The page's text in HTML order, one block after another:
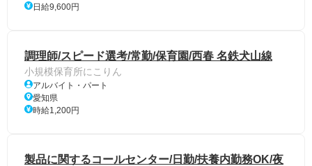
日給9,600円
調理師/スピード選考/常勤/保育園/西春 名鉄犬山線
小規模保育所にこりん
アルバイト・パート
愛知県
時給1,200円
製品に関するコールセンター/日勤/扶養内勤務OK/夜